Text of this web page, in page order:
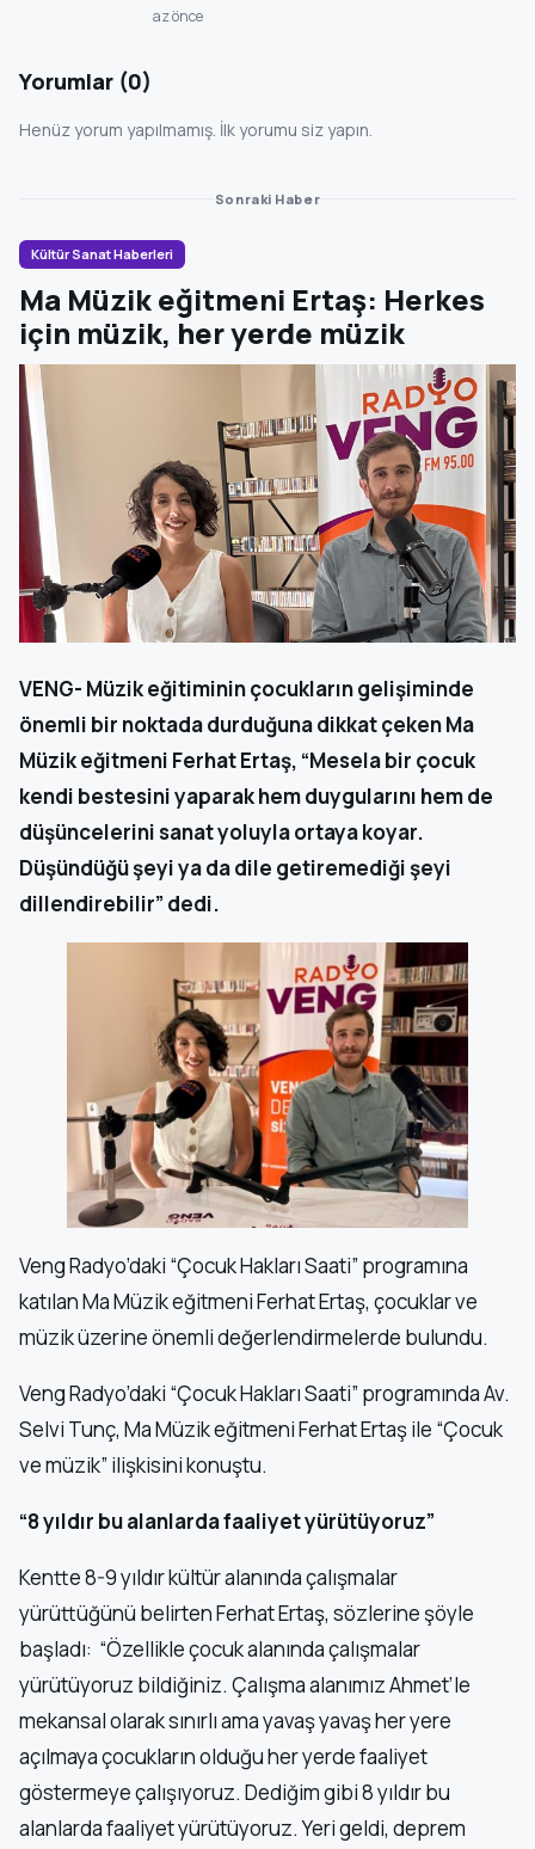
az önce
Yorumlar (0)
Henüz yorum yapılmamış. İlk yorumu siz yapın.
Sonraki Haber
Kültür Sanat Haberleri
Ma Müzik eğitmeni Ertaş: Herkes
için müzik, her yerde müzik
VENG- Müzik eğitiminin çocukların gelişiminde
önemli bir noktada durduğuna dikkat çeken Ma
Müzik eğitmeni Ferhat Ertaş, “Mesela bir çocuk
kendi bestesini yaparak hem duygularını hem de
düşüncelerini sanat yoluyla ortaya koyar.
Düşündüğü şeyi ya da dile getiremediği şeyi
dillendirebilir” dedi.
Veng Radyo’daki “Çocuk Hakları Saati” programına
katılan Ma Müzik eğitmeni Ferhat Ertaş, çocuklar ve
müzik üzerine önemli değerlendirmelerde bulundu.
Veng Radyo’daki “Çocuk Hakları Saati” programında Av.
Selvi Tunç, Ma Müzik eğitmeni Ferhat Ertaş ile “Çocuk
ve müzik” ilişkisini konuştu.
“8 yıldır bu alanlarda faaliyet yürütüyoruz”
Kentte 8-9 yıldır kültür alanında çalışmalar
yürüttüğünü belirten Ferhat Ertaş, sözlerine şöyle
başladı: “Özellikle çocuk alanında çalışmalar
yürütüyoruz bildiğiniz. Çalışma alanımız Ahmet’le
mekansal olarak sınırlı ama yavaş yavaş her yere
açılmaya çocukların olduğu her yerde faaliyet
göstermeye çalışıyoruz. Dediğim gibi 8 yıldır bu
alanlarda faaliyet yürütüyoruz. Yeri geldi, deprem